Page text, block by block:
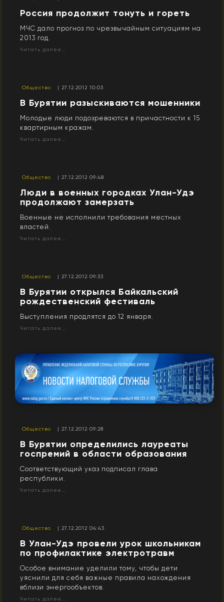
Россия продолжит тонуть и гореть
МЧС дало прогноз по чрезвычайным ситуациям на
2013 год.
Читать далее...
Общество | 27.12.2012 10:03
В Бурятии разыскиваются мошенники
Молодые люди подозреваются в причастности к 15
квартирным кражам.
Читать далее...
Общество | 27.12.2012 09:48
Люди в военных городках Улан-Удэ
продолжают замерзать
Военные не исполнили требования местных
властей.
Читать далее...
Общество | 27.12.2012 09:33
В Бурятии открылся Байкальский
рождественский фестиваль
Выступления продлятся до 12 января.
Читать далее...
Общество | 27.12.2012 09:28
В Бурятии определились лауреаты
госпремий в области образования
Соответствующий указ подписал глава
республики.
Читать далее...
Общество | 27.12.2012 04:43
В Улан-Удэ провели урок школьникам
по профилактике электротравм
Особое внимание уделили тому, чтобы дети
уяснили для себя важные правила нахождения
вблизи энергообъектов.
Читать далее...